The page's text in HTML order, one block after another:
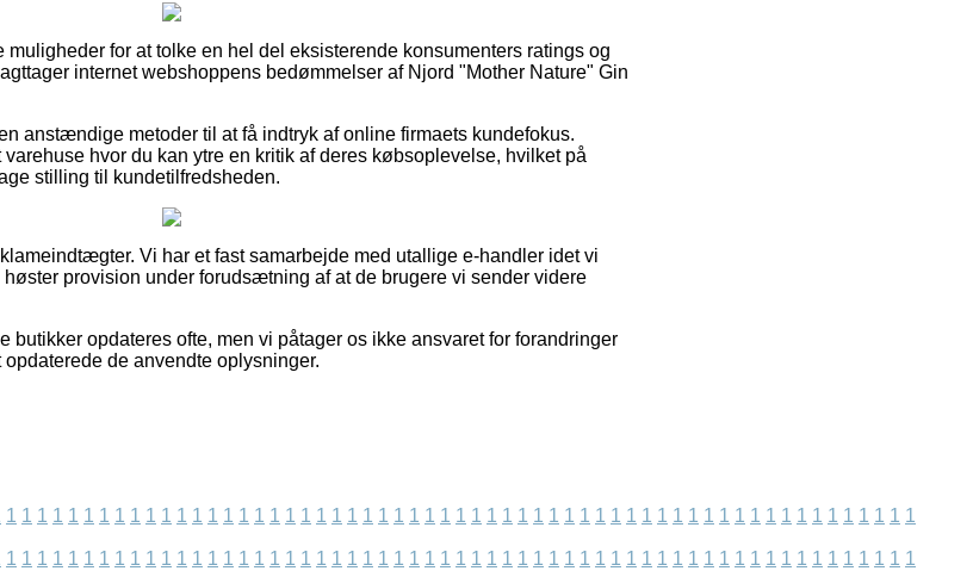
muligheder for at tolke en hel del eksisterende konsumenters ratings og
internet webshoppens bedømmelser af Njord "Mother Nature" Gin
anstændige metoder til at få indtryk af online firmaets kundefokus.
hvor du kan ytre en kritik af deres købsoplevelse, hvilket på
stilling til kundetilfredsheden.
Vi har et fast samarbejde med utallige e-handler idet vi
provision under forudsætning af at de brugere vi sender videre
butikker opdateres ofte, men vi påtager os ikke ansvaret for forandringer
de anvendte oplysninger.
1 1 1 1 1 1 1 1 1 1 1 1 1 1 1 1 1 1 1 1 1 1 1 1 1 1 1 1 1 1 1 1 1 1 1 1 1 1 1 1 1 1 1 1 1 1 1 1 1 1 1 1 1 1 1 1 1 1 1
1 1 1 1 1 1 1 1 1 1 1 1 1 1 1 1 1 1 1 1 1 1 1 1 1 1 1 1 1 1 1 1 1 1 1 1 1 1 1 1 1 1 1 1 1 1 1 1 1 1 1 1 1 1 1 1 1 1 1